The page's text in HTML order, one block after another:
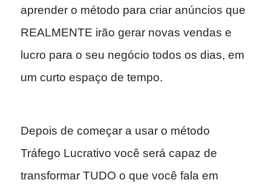
aprender o método para criar anúncios que
REALMENTE irão gerar novas vendas e
lucro para o seu negócio todos os dias, em
um curto espaço de tempo.
Depois de começar a usar o método
Tráfego Lucrativo você será capaz de
transformar TUDO o que você fala em